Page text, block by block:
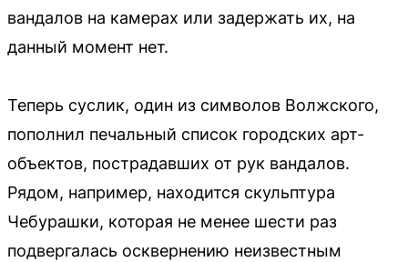
вандалов на камерах или задержать их, на
данный момент нет.
Теперь суслик, один из символов Волжского,
пополнил печальный список городских арт-
объектов, пострадавших от рук вандалов.
Рядом, например, находится скульптура
Чебурашки, которая не менее шести раз
подвергалась осквернению неизвестным